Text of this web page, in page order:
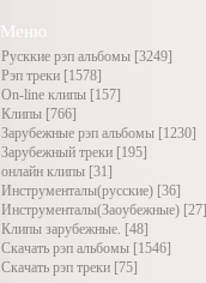
Меню
Русккие рэп альбомы [3249]
Рэп треки [1578]
On-line клипы [157]
Клипы [766]
Зарубежные рэп альбомы [1230]
Зарубежный треки [195]
онлайн клипы [31]
Инструменталы(русские) [36]
Инструменталы(Заоубежные) [27]
Клипы зарубежные. [48]
Скачать рэп альбомы [1546]
Скачать рэп треки [75]